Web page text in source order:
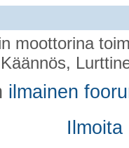
moottorina
Käännös,
ilmainen